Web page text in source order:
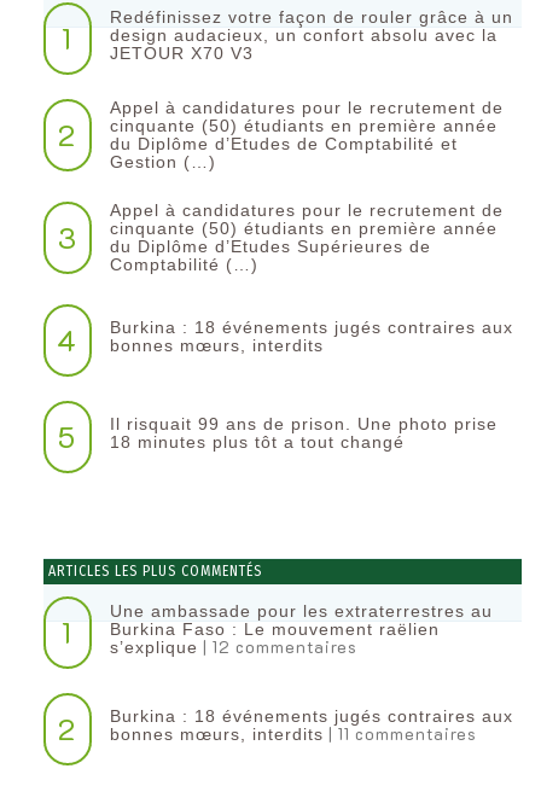
1
Redéfinissez votre façon de rouler grâce à un
design audacieux, un confort absolu avec la
JETOUR X70 V3
2
Appel à candidatures pour le recrutement de
cinquante (50) étudiants en première année
du Diplôme d’Etudes de Comptabilité et
Gestion (…)
3
Appel à candidatures pour le recrutement de
cinquante (50) étudiants en première année
du Diplôme d’Etudes Supérieures de
Comptabilité (…)
4
Burkina : 18 événements jugés contraires aux
bonnes mœurs, interdits
5
Il risquait 99 ans de prison. Une photo prise
18 minutes plus tôt a tout changé
ARTICLES LES PLUS COMMENTÉS
1
Une ambassade pour les extraterrestres au
Burkina Faso : Le mouvement raëlien
s’explique | 12 commentaires
2
Burkina : 18 événements jugés contraires aux
bonnes mœurs, interdits | 11 commentaires